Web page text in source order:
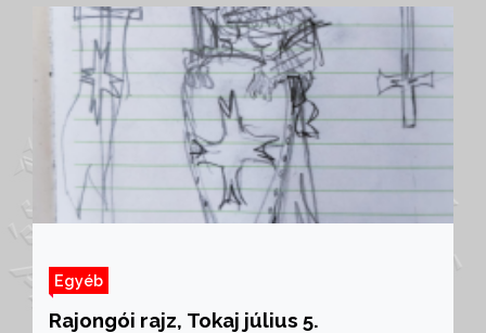
Egyéb
Rajongói rajz, Tokaj július 5.